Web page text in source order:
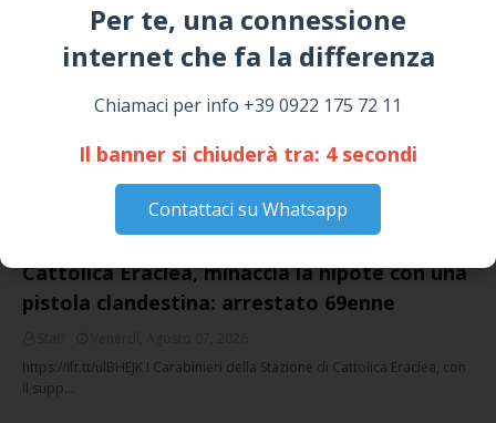
Per te, una connessione
internet che fa la differenza​
Chiamaci per info +39 0922 175 72 11
Il banner si chiuderà tra: 4secondi
Contattaci su Whatsapp
March 16, 2026
Cattolica Eraclea, minaccia la nipote con una
pistola clandestina: arrestato 69enne
https://ift.tt/ulBHEJK I Carabinieri della Stazione di Cattolica Eraclea, con
il supp…